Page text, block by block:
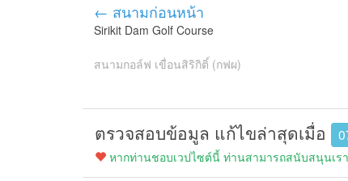
← สนามก่อนหน้า
Sirikit Dam Golf Course
สนามกอล์ฟ เขื่อนสิริกิติ์ (กฟผ)
ตรวจสอบข้อมูล แก้ไขล่าสุดเมื่อ
หากท่านชอบเวปไซต์นี้ ท่านสามารถสนับสนุนเร